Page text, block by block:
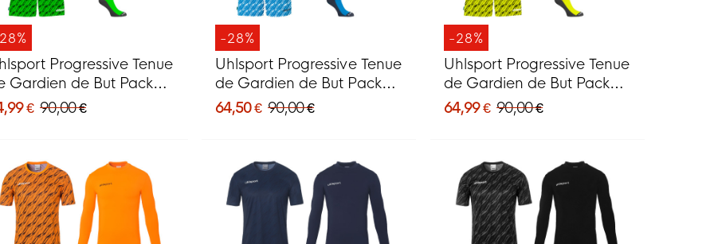
Progressive Tenue
Gardien de But Pack
€ 90,00 €
-28%
Uhlsport Progressive Tenue
de Gardien de But Pack
Bleu
64,50 € 90,00 €
-28%
Uhlsport Progressive Tenue
de Gardien de But Pack
Jaune Vif
64,99 € 90,00 €